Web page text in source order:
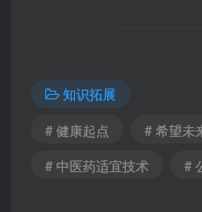
知识拓展
# 健康起点
# 希望未
# 中医药适宜技术
#